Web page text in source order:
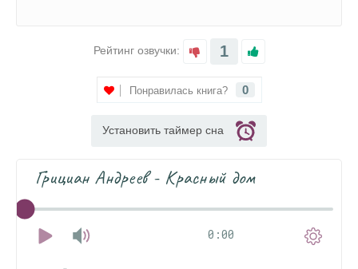
Рейтинг озвучки: 1
Понравилась книга? 0
Установить таймер сна
Грициан Андреев - Красный дом
0:00